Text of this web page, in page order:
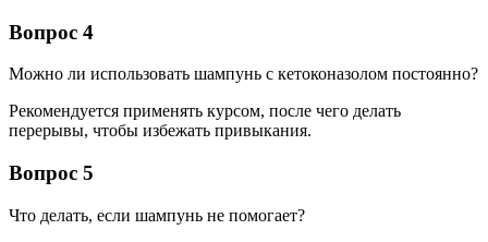
Вопрос 4
Можно ли использовать шампунь с кетоконазолом постоянно?
Рекомендуется применять курсом, после чего делать
перерывы, чтобы избежать привыкания.
Вопрос 5
Что делать, если шампунь не помогает?